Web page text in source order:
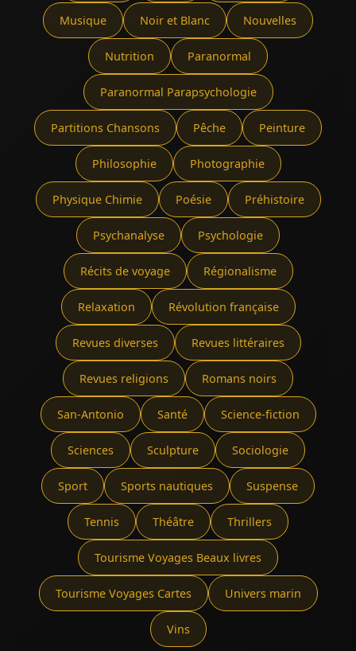
Musique Noir et Blanc Nouvelles
Nutrition Paranormal
Paranormal Parapsychologie
Partitions Chansons Pêche Peinture
Philosophie Photographie
Physique Chimie Poésie Préhistoire
Psychanalyse Psychologie
Récits de voyage Régionalisme
Relaxation Révolution française
Revues diverses Revues littéraires
Revues religions Romans noirs
San-Antonio Santé Science-fiction
Sciences Sculpture Sociologie
Sport Sports nautiques Suspense
Tennis Théâtre Thrillers
Tourisme Voyages Beaux livres
Tourisme Voyages Cartes Univers marin
Vins